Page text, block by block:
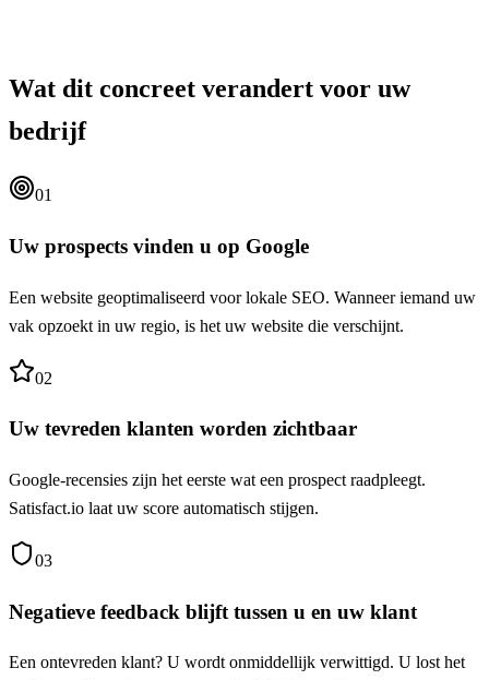
Wat dit concreet verandert voor uw
bedrijf
01
Uw prospects vinden u op Google
Een website geoptimaliseerd voor lokale SEO. Wanneer iemand uw
vak opzoekt in uw regio, is het uw website die verschijnt.
02
Uw tevreden klanten worden zichtbaar
Google-recensies zijn het eerste wat een prospect raadpleegt.
Satisfact.io laat uw score automatisch stijgen.
03
Negatieve feedback blijft tussen u en uw klant
Een ontevreden klant? U wordt onmiddellijk verwittigd. U lost het